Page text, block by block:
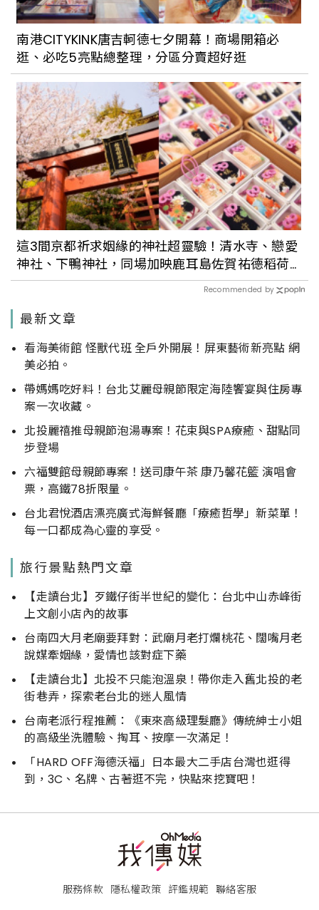
南港CITYKINK唐吉軻德七夕開幕！商場開箱必
逛、必吃5亮點總整理，分區分賣超好逛
這3間京都祈求姻緣的神社超靈驗！清水寺、戀愛
神社、下鴨神社，同場加映鹿耳島佐賀祐德稻荷
神社
Recommended by
最新文章
看海美術館 怪獸代班 全戶外開展！屏東藝術新亮點 網
美必拍。
帶媽媽吃好料！台北艾麗母親節限定海陸饗宴與住房專
案一次收藏。
北投麗禧推母親節泡湯專案！花束與SPA療癒、甜點同
步登場
六福雙館母親節專案！送司康午茶 康乃馨花籃 演唱會
票，高鐵78折限量。
台北君悅酒店漂亮廣式海鮮餐廳「療癒哲學」新菜單！
每一口都成為心靈的享受。
旅行景點熱門文章
【走讀台北】歹鐵仔街半世紀的變化：台北中山赤峰街
上文創小店內的故事
台南四大月老廟要拜對：武廟月老打爛桃花、闊嘴月老
說媒牽姻緣，愛情也該對症下藥
【走讀台北】北投不只能泡溫泉！帶你走入舊北投的老
街巷弄，探索老台北的迷人風情
台南老派行程推薦：《東來高級理髮廳》傳統紳士小姐
的高級坐洗體驗、掏耳、按摩一次滿足！
「HARD OFF海德沃福」日本最大二手店台灣也逛得
到，3C、名牌、古著逛不完，快點來挖寶吧！
服務條款 隱私權政策 評鑑規範 聯絡客服